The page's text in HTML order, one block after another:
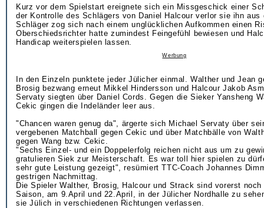
Kurz vor dem Spielstart ereignete sich ein Missgeschick einer
der Kontrolle des Schlägers von Daniel Halcour verlor sie ihn aus
Schläger zog sich nach einem unglücklichen Aufkommen einen
Oberschiedsrichter hatte zumindest Feingefühl bewiesen und
Handicap weiterspielen lassen.
Werbung
In den Einzeln punktete jeder Jülicher einmal. Walther und Jean
Brosig bezwang erneut Mikkel Hindersson und Halcour Jakob
Servaty siegten über Daniel Cords. Gegen die Sieker Yansheng
Cekic gingen die Indeländer leer aus.
"Chancen waren genug da", ärgerte sich Michael Servaty über
vergebenen Matchball gegen Cekic und über Matchbälle von
gegen Wang bzw. Cekic.
"Sechs Einzel- und ein Doppelerfolg reichen nicht aus um zu
gratulieren Siek zur Meisterschaft. Es war toll hier spielen zu
sehr gute Leistung gezeigt", resümiert TTC-Coach Johannes
gestrigen Nachmittag.
Die Spieler Walther, Brosig, Halcour und Strack sind vorerst
Saison, am 9.April und 22.April, in der Jülicher Nordhalle zu
sie Jülich in verschiedenen Richtungen verlassen.